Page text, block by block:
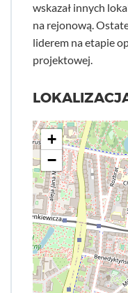
wskazał innych
na rejonową.
liderem na etapie
projektowej.
+
−